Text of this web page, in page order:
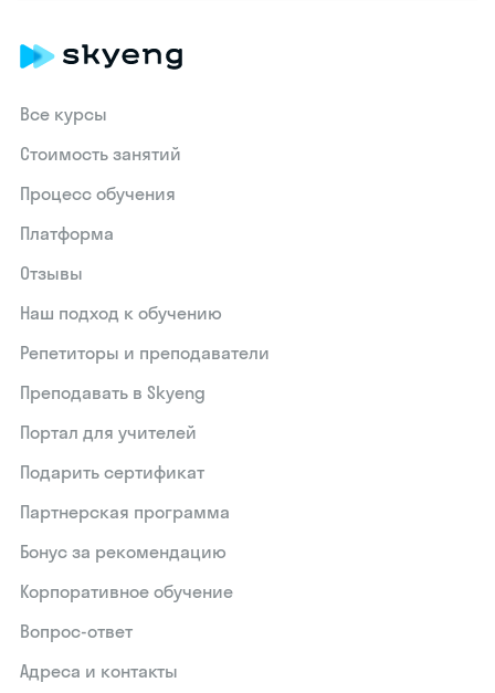
Все курсы
Стоимость занятий
Процесс обучения
Платформа
Отзывы
Наш подход к обучению
Репетиторы и преподаватели
Преподавать в Skyeng
Портал для учителей
Подарить сертификат
Партнерская программа
Бонус за рекомендацию
Корпоративное обучение
Вопрос-ответ
Адреса и контакты